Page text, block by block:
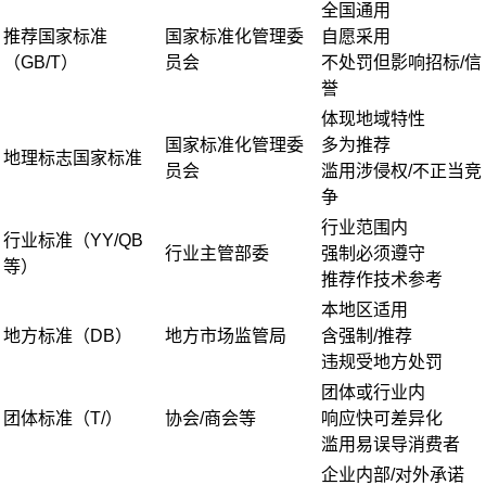
推荐国家标准
（GB/T）
国家标准化管理委
员会
全国通用
自愿采用
不处罚但影响招标/信
誉
地理标志国家标准
国家标准化管理委
员会
体现地域特性
多为推荐
滥用涉侵权/不正当竞
争
行业标准（YY/QB
等）
行业主管部委
行业范围内
强制必须遵守
推荐作技术参考
地方标准（DB） 地方市场监管局
本地区适用
含强制/推荐
违规受地方处罚
团体标准（T/） 协会/商会等
团体或行业内
响应快可差异化
滥用易误导消费者
企业内部/对外承诺